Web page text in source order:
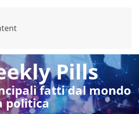
Pills
fatti dal mondo
politica